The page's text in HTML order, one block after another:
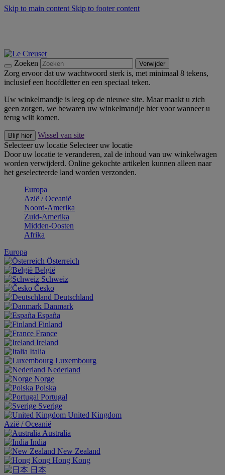
Skip to main content Skip to footer content
Zoeken Verwijder
Zorg ervoor dat uw wachtwoord sterk is, met minimaal 8 tekens,
inclusief een hoofdletter en een speciaal teken.
Uw winkelmandje is leeg op de nieuwe site. Maar maakt u zich
geen zorgen, we bewaren uw winkelmandje hier voor wanneer u
terug wilt komen.
Blijf hier
Wissel van site
Selecteer uw locatie Selecteer uw locatie
Door uw locatie te veranderen, zal de inhoud van uw winkelwagen
worden verwijderd. Online gekochte artikelen kunnen alleen naar
het geselecteerde land worden verzonden.
Europa
Aziё / Oceaniё
Noord-Amerika
Zuid-Amerika
Midden-Oosten
Afrika
Europa
Österreich
België
Schweiz
Česko
Deutschland
Danmark
España
Finland
France
Ireland
Italia
Luxembourg
Nederland
Norge
Polska
Portugal
Sverige
United Kingdom
Aziё / Oceaniё
Australia
India
New Zealand
Hong Kong
日本